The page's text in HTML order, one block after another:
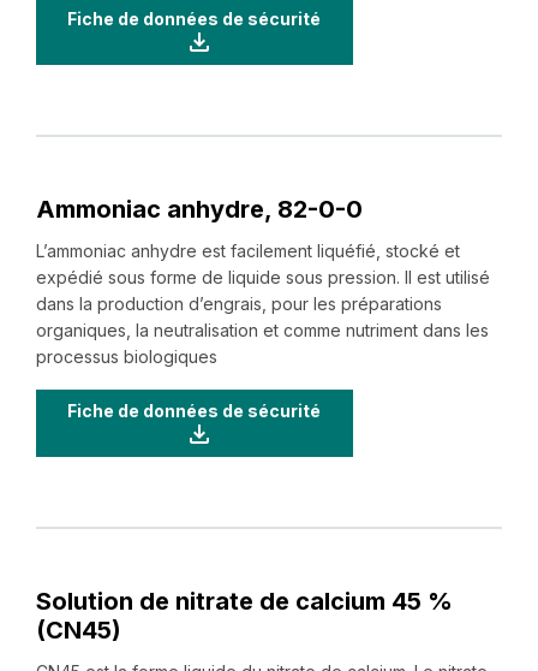
Fiche de données de sécurité
Ammoniac anhydre, ‍82-‍0-‍0
L’ammoniac anhydre est facilement liquéfié, stocké et
expédié sous forme de liquide sous pression. Il est utilisé
dans la production d’engrais, pour les préparations
organiques, la neutralisation et comme nutriment dans les
processus biologiques
Fiche de données de sécurité
Solution de nitrate de calcium 45 %
(CN45)